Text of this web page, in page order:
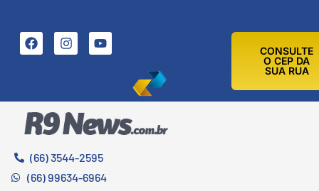
CONSULTE
O CEP DA
SUA RUA
(66) 3544-2595
(66) 99634-6964